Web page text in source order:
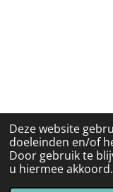
Deze website
doeleinden en/of
Door gebruik te
u hiermee akkoord.